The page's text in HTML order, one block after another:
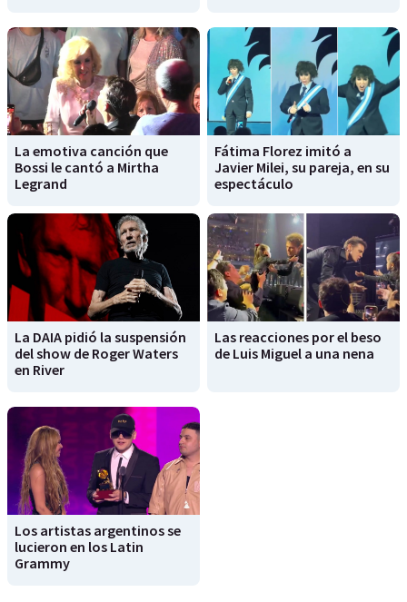
La emotiva canción que
Bossi le cantó a Mirtha
Legrand
Fátima Florez imitó a
Javier Milei, su pareja, en su
espectáculo
La DAIA pidió la suspensión
del show de Roger Waters
en River
Las reacciones por el beso
de Luis Miguel a una nena
Los artistas argentinos se
lucieron en los Latin
Grammy